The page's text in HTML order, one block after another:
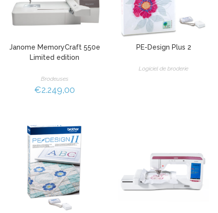
Janome MemoryCraft 550e
Limited edition
Brodeuses
€2.249,00
PE-Design Plus 2
Logiciel de broderie